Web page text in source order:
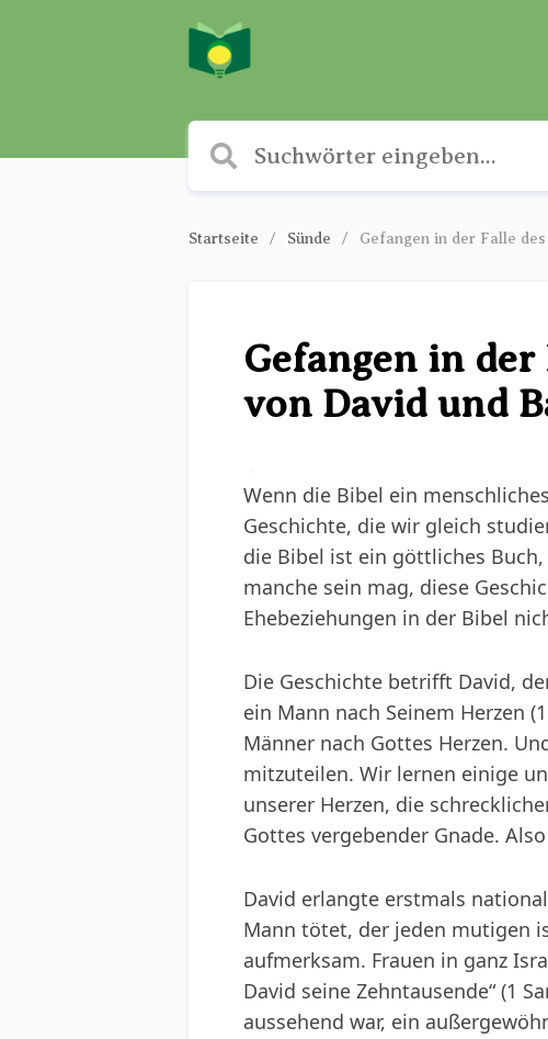
Startseite Sünde Gefangen in der Falle
Gefangen in der
von David und
Wenn die Bibel ein
Geschichte, die wir gleich
die Bibel ist ein göttliches
manche sein mag, diese
Ehebeziehungen in der Bibel
Die Geschichte betrifft David,
ein Mann nach Seinem Herzen
Männer nach Gottes Herzen.
mitzuteilen. Wir lernen einige
unserer Herzen, die
Gottes vergebender Gnade.
David erlangte erstmals
Mann tötet, der jeden mutigen
aufmerksam. Frauen in ganz
David seine Zehntausende“ (1
aussehend war, ein